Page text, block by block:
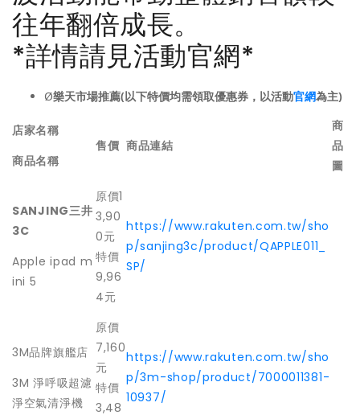
往年翻倍成長。
*詳情請見活動官網*
Ø樂天市場推薦(以下特價均需領取優惠券，以活動官網為主)
店家名稱
商品名稱
售價 商品連結
商
品
圖
SANJING三井
3C
Apple ipad m
ini 5
原價1
3,90
0元
特價
9,96
4元
https://www.rakuten.com.tw/sho
p/sanjing3c/product/QAPPLE011_
SP/
3M品牌旗艦店
3M 淨呼吸超濾
淨空氣清淨機
原價
7,160
元
特價
3,48
https://www.rakuten.com.tw/sho
p/3m-shop/product/7000011381-
10937/